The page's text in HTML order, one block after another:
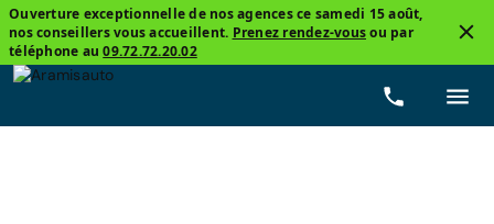
Ouverture exceptionnelle de nos agences ce samedi 15 août,
nos conseillers vous accueillent. Prenez rendez-vousou par
téléphone au09.72.72.20.02
Prix